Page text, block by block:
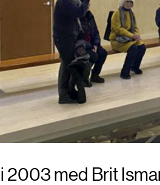
2003 med Brit